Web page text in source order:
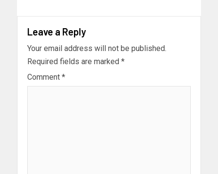
Leave a Reply
Your email address will not be published.
Required fields are marked *
Comment *